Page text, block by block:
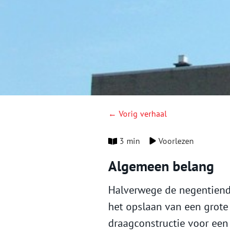
← Vorig verhaal
3 min Voorlezen
Algemeen belang
Halverwege de
het opslaan van een
draagconstructie voor